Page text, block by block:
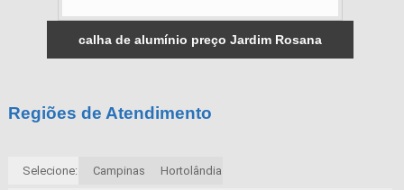
calha de alumínio preço Jardim Rosana
Regiões de Atendimento
Selecione: Campinas Hortolândia